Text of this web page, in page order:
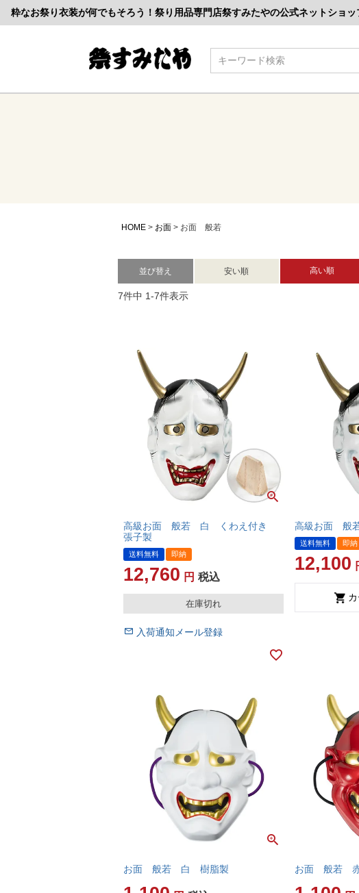
粋なお祭り衣装が何でもそろう！祭り用品専門店祭すみたやの公式ネットショ
HOME お面 お面 般若
並び替え 安い順 高い順
7件中 1-7件表示
高級お面 般若 白 くわえ付き
張子製
送料無料 即納
12,760 税込
在庫切れ
入荷通知メール登録
高級お面 般
送料無料 即納
12,100
お面 般若 白 樹脂製 お面 般若